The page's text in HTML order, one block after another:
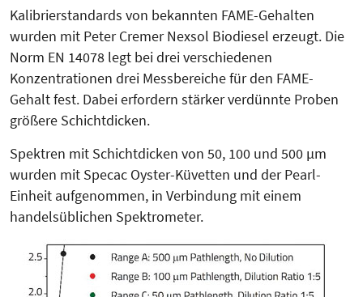
Kalibrierstandards von bekannten FAME-Gehalten
wurden mit Peter Cremer Nexsol Biodiesel erzeugt. Die
Norm EN 14078 legt bei drei verschiedenen
Konzentrationen drei Messbe­reiche für den FAME-
Gehalt fest. Dabei erfordern stärker verdünnte Proben
größere Schichtdicken.
Spektren mit Schichtdicken von 50, 100 und 500 µm
wurden mit Specac Oyster-Küvetten und der Pearl-
Einheit aufgenommen, in Verbindung mit einem
handelsüblichen Spektrometer.